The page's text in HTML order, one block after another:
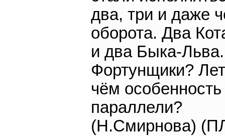
два, три и даже
оборота. Два
и два Быка-Льва.
Фортунщики?
чём
параллели?
(Н.Смирнова)